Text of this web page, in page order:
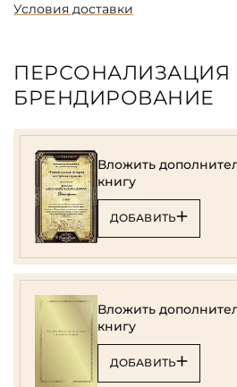
Условия доставки
ПЕРСОНАЛИЗАЦИЯ
БРЕНДИРОВАНИЕ
Вложить
книгу
ДОБАВИТЬ
Вложить
книгу
ДОБАВИТЬ